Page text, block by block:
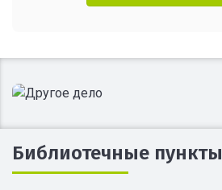
Библиотечные пункты